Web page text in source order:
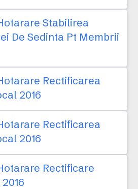
Stabilirea
De Sedinta Pt Membrii
Rectificarea
2016
Rectificarea
2016
Rectificare